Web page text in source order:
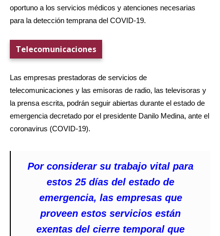
oportuno a los servicios médicos y atenciones necesarias
para la detección temprana del COVID-19.
Telecomunicaciones
Las empresas prestadoras de servicios de
telecomunicaciones y las emisoras de radio, las televisoras y
la prensa escrita, podrán seguir abiertas durante el estado de
emergencia decretado por el presidente Danilo Medina, ante el
coronavirus (COVID-19).
Por considerar su trabajo vital para
estos 25 días del estado de
emergencia, las empresas que
proveen estos servicios están
exentas del cierre temporal que